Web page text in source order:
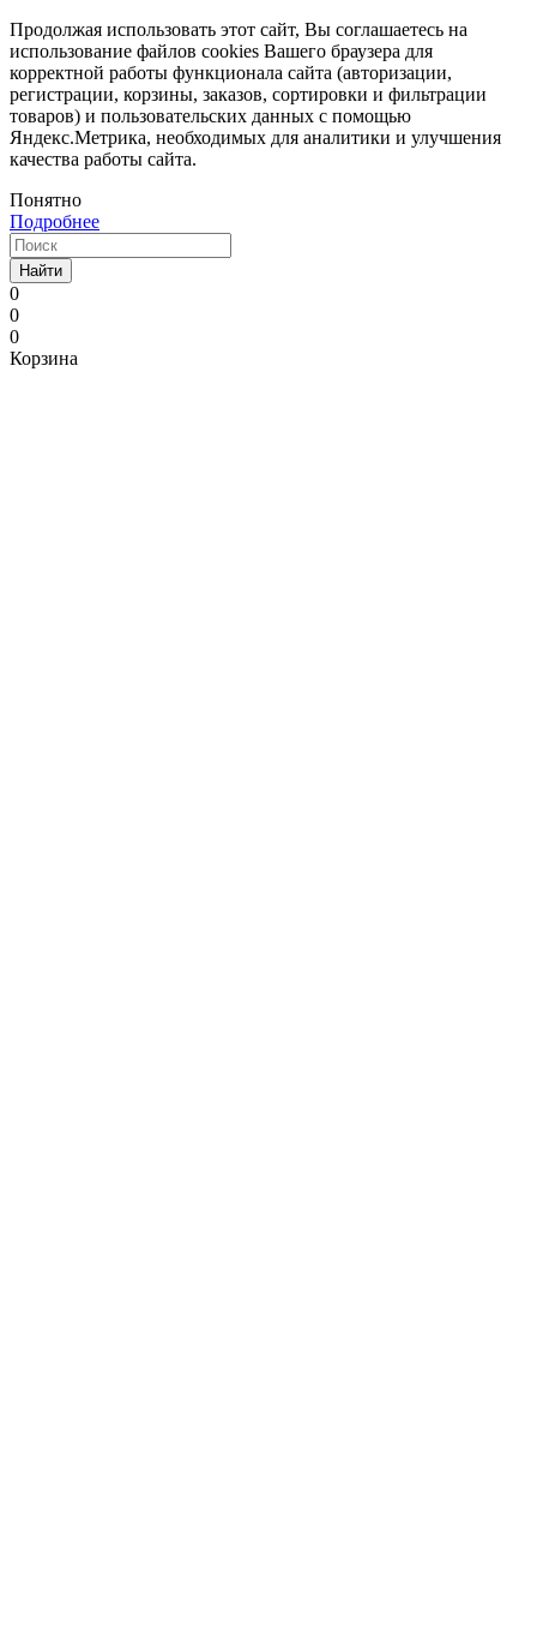
Продолжая использовать этот сайт, Вы соглашаетесь на
использование файлов cookies Вашего браузера для
корректной работы функционала сайта (авторизации,
регистрации, корзины, заказов, сортировки и фильтрации
товаров) и пользовательских данных с помощью
Яндекс.Метрика, необходимых для аналитики и улучшения
качества работы сайта.
Понятно
Подробнее
Найти
0
0
0
Корзина